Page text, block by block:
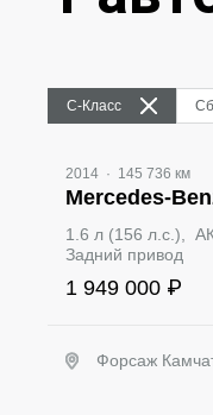
C‑Класс
2014 · 145 736 км
1.6 л (156 л.с.),
Задний привод
1 949 000 ₽
Форсаж